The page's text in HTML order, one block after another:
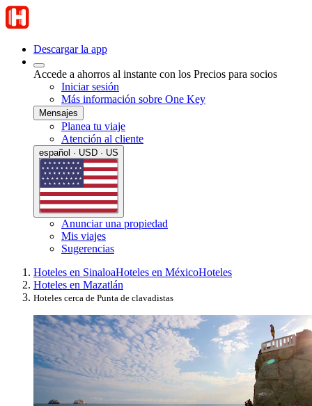
Descargar la app
Accede a ahorros al instante con los Precios para socios
Iniciar sesión
Más información sobre One Key
Mensajes
Planea tu viaje
Atención al cliente
español · USD · US
Anunciar una propiedad
Mis viajes
Sugerencias
Hoteles en SinaloaHoteles en MéxicoHoteles
Hoteles en Mazatlán
Hoteles cerca de Punta de clavadistas